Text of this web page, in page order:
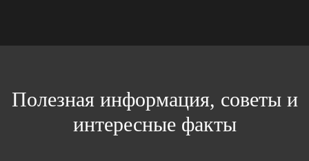
Полезная информация, советы и
интересные факты